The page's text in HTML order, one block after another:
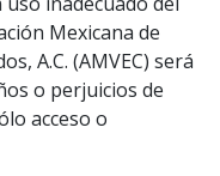
Mexicana de
A.C. (AMVEC) será
o perjuicios de
acceso o